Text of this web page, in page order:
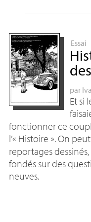
Essai
par
Et si
fonctionner ce
l’« Histoire ». On
reportages
fondés sur des
neuves.